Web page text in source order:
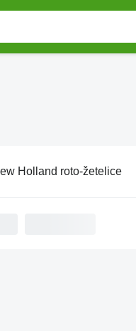
Holland roto-žetelice